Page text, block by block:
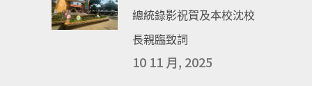
總統錄影祝賀及本校沈校
長親臨致詞
10 11 月, 2025